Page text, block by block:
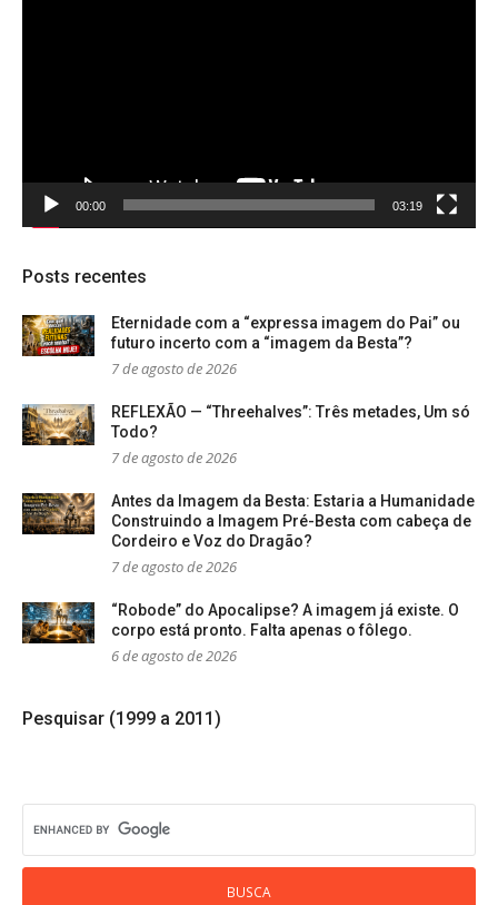
00:00 03:19
Posts recentes
Eternidade com a “expressa imagem do Pai” ou
futuro incerto com a “imagem da Besta”?
7 de agosto de 2026
REFLEXÃO — “Threehalves”: Três metades, Um só
Todo?
7 de agosto de 2026
Antes da Imagem da Besta: Estaria a Humanidade
Construindo a Imagem Pré-Besta com cabeça de
Cordeiro e Voz do Dragão?
7 de agosto de 2026
“Robode” do Apocalipse? A imagem já existe. O
corpo está pronto. Falta apenas o fôlego.
6 de agosto de 2026
Pesquisar (1999 a 2011)